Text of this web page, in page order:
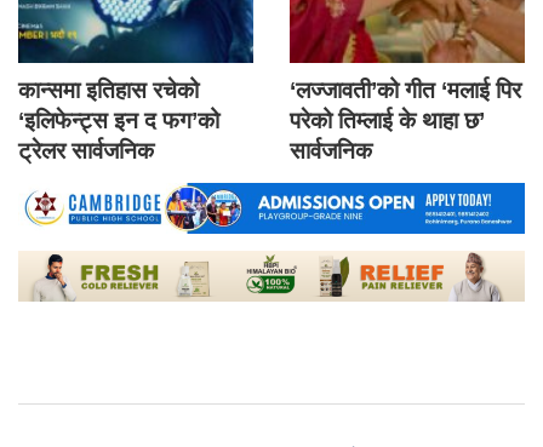
कान्समा इतिहास रचेको
‘इलिफेन्ट्स इन द फग’को
ट्रेलर सार्वजनिक
‘लज्जावती’को गीत ‘मलाई पिर
परेको तिम्लाई के थाहा छ’
सार्वजनिक